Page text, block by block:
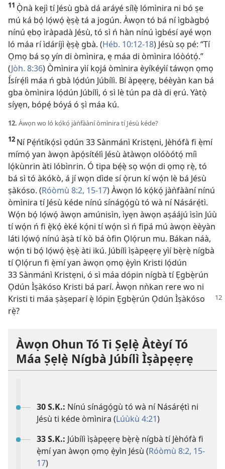
11 Ọ̀nà kejì tí Jésù gbà dá aráyé sílẹ̀ lómìnira ni bó ṣe
mú ká bọ́ lọ́wọ́ ẹ̀ṣẹ̀ tá a jogún. Àwọn tó bá ní ìgbàgbọ́
nínú ẹbọ ìràpadà Jésù, tó sì ń hàn nínú ìgbésí ayé wọn
ló máa rí ìdáríjì ẹ̀ṣẹ̀ gbà. (Héb. 10:​12-18) Jésù sọ pé: “Tí
Ọmọ bá sọ yín di òmìnira, ẹ máa di òmìnira lóòótọ́.”
(Jòh. 8:36) Òmìnira yìí kọjá òmìnira èyíkéyìí táwọn ọmọ
Ísírẹ́lì máa ń gbà lọ́dún Júbílì. Bí àpẹẹrẹ, béèyàn kan bá
gba òmìnira lọ́dún Júbílì, ó sì lè tún pa dà di ẹrú. Yàtọ̀
síyẹn, bópẹ́ bóyá ó ṣì máa kú.
12. Àwọn wo ló kọ́kọ́ jàǹfààní òmìnira tí Jésù kéde?
12 Ní Pẹ́ńtíkọ́sì ọdún 33 Sànmánì Kristẹni, Jèhófà fi ẹ̀mí
mímọ́ yan àwọn àpọ́sítélì Jésù àtàwọn olóòótọ́ míì
lọ́kùnrin àti lóbìnrin. Ó tipa bẹ́ẹ̀ sọ wọ́n di ọmọ rẹ̀, tó
bá sì tó àkókò, á jí wọn dìde sí ọ̀run kí wọ́n lè bá Jésù
ṣàkóso. (Róòmù 8:​2, 15-17) Àwọn ló kọ́kọ́ jàǹfààní nínú
òmìnira tí Jésù kéde nínú sínágọ́gù tó wà ní Násárẹ́tì.
Wọ́n bọ́ lọ́wọ́ àwọn amúnisìn, ìyẹn àwọn aṣáájú ìsìn Júù
tí wọ́n ń fi ẹ̀kọ́ èké kọ́ni tí wọ́n sì ń fipá mú àwọn èèyàn
láti lọ́wọ́ nínú àṣà tí kò bá òfin Ọlọ́run mu. Bákan náà,
wọ́n ti bọ́ lọ́wọ́ ẹ̀ṣẹ̀ àti ikú. Júbílì ìṣàpẹẹrẹ yìí bẹ̀rẹ̀ nígbà
tí Ọlọ́run fi ẹ̀mí yan àwọn ọmọ ẹ̀yìn Kristi lọ́dún
33 Sànmánì Kristẹni, ó sì máa dópin nígbà tí Ẹgbẹ̀rún
Ọdún Ìṣàkóso Kristi bá parí. Àwọn nǹkan rere wo ni
Kristi ti máa ṣàṣeparí ẹ̀ lópin Ẹgbẹ̀rún Ọdún Ìṣàkóso
rẹ̀?
Àwọn Ohun Tó Ti Ṣẹlẹ̀ Àtèyí Tó
Máa Ṣẹlẹ̀ Nígbà Júbílì Ìṣàpẹẹrẹ
30 S.K.: Nínú sínágọ́gù tó wà ní Násárẹ́tì ni
Jésù ti kéde òmìnira (Lúùkù 4:21)
33 S.K.: Júbílì ìṣàpẹẹrẹ bẹ̀rẹ̀ nígbà tí Jèhófà fi
ẹ̀mí yan àwọn ọmọ ẹ̀yìn Jésù (Róòmù 8:​2, 15-
17)